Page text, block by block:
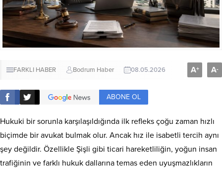
FARKLI HABER Bodrum Haber 08.05.2026 A+ A-
ABONE OL
Hukuki bir sorunla karşılaşıldığında ilk refleks çoğu zaman hızlı
biçimde bir avukat bulmak olur. Ancak hız ile isabetli tercih aynı
şey değildir. Özellikle Şişli gibi ticari hareketliliğin, yoğun insan
trafiğinin ve farklı hukuk dallarına temas eden uyuşmazlıkların